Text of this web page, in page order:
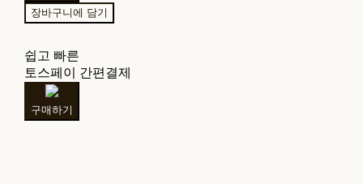
장바구니에 담기
쉽고 빠른
토스페이 간편결제
구매하기